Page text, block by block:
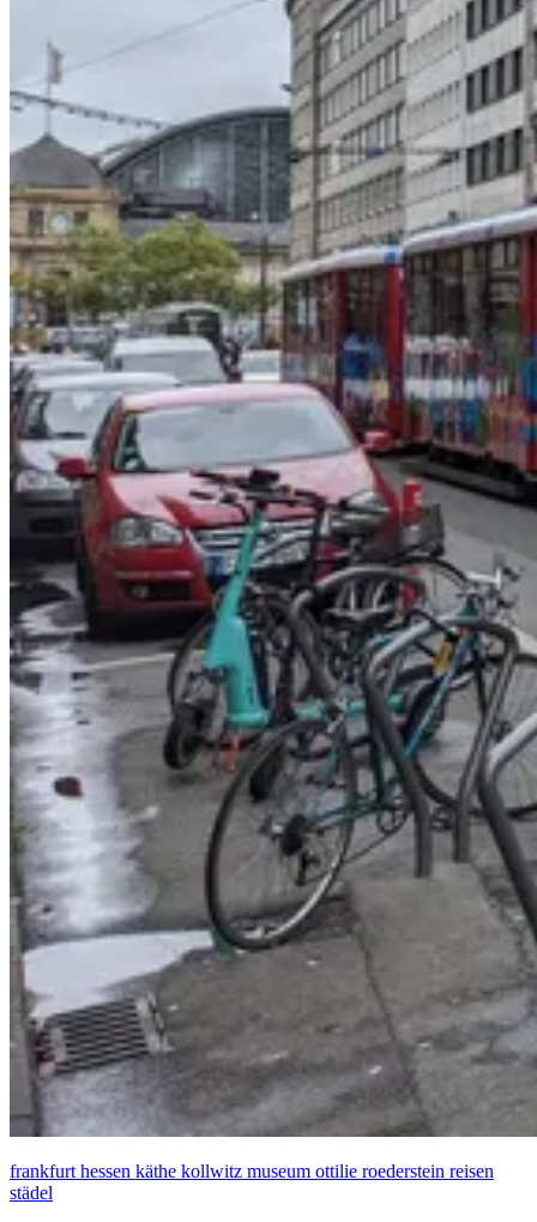
frankfurt hessen käthe kollwitz museum ottilie roederstein reisen
städel